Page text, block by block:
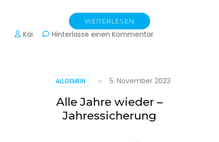
WEITERLESEN
Kai Hinterlasse einen Kommentarzu
ALLGEMEIN 5. November 2023
Alle Jahre wieder –
Jahressicherung